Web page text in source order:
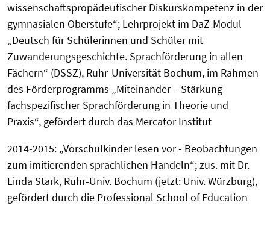
wissenschaftspropädeutischer Diskurskompetenz in der
gymnasialen Oberstufe“; Lehrprojekt im DaZ-Modul
„Deutsch für Schülerinnen und Schüler mit
Zuwanderungsgeschichte. Sprachförderung in allen
Fächern“ (DSSZ), Ruhr-Universität Bochum, im Rahmen
des Förderprogramms „Miteinander – Stärkung
fachspezifischer Sprachförderung in Theorie und
Praxis“, gefördert durch das Mercator Institut
2014-2015: „Vorschulkinder lesen vor - Beobachtungen
zum imitierenden sprachlichen Handeln“; zus. mit Dr.
Linda Stark, Ruhr-Univ. Bochum (jetzt: Univ. Würzburg),
gefördert durch die Professional School of Education